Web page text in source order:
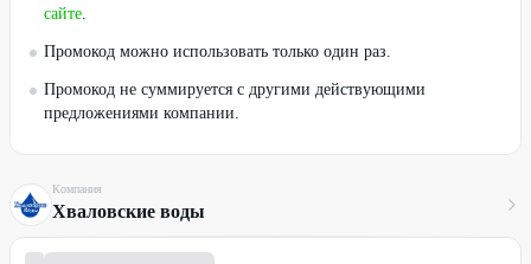
сайте.
Промокод можно использовать только один раз.
Промокод не суммируется с другими действующими
предложениями компании.
Компания
Хваловские воды